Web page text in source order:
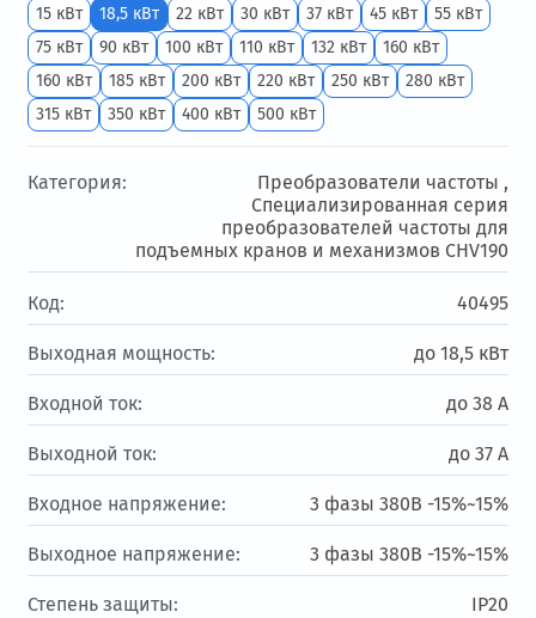
15 кВт
18,5 кВт 22 кВт 30 кВт 37 кВт 45 кВт
55 кВт
75 кВт
90 кВт 100 кВт 110 кВт 132 кВт
160 кВт
160 кВт
185 кВт 200 кВт 220 кВт 250 кВт
280 кВт
315 кВт
350 кВт 400 кВт 500 кВт
Категория:
Преобразователи частоты ,
Специализированная серия
преобразователей частоты для
подъемных кранов и механизмов CHV190
Код: 40495
Выходная мощность: до 18,5 кВт
Входной ток: до 38 А
Выходной ток: до 37 А
Входное напряжение: 3 фазы 380В -15%~15%
Выходное напряжение: 3 фазы 380В -15%~15%
Степень защиты: IP20